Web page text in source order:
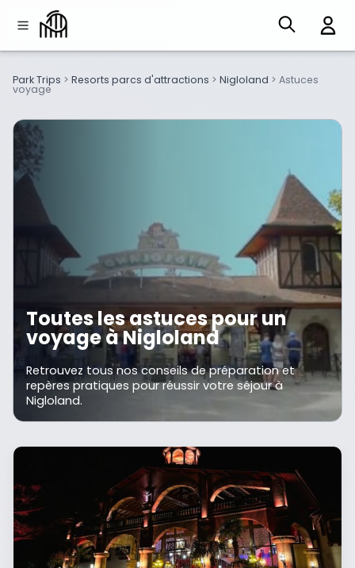
Park Trips > Resorts parcs d'attractions > Nigloland > Astuces
voyage
Toutes les astuces pour un
voyage à Nigloland
Retrouvez tous nos conseils de préparation et
repères pratiques pour réussir votre séjour à
Nigloland.